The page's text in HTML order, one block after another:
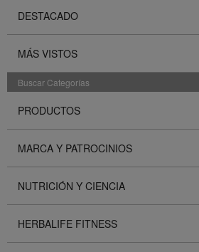
DESTACADO
MÁS VISTOS
Buscar Categorías
PRODUCTOS
MARCA Y PATROCINIOS
NUTRICIÓN Y CIENCIA
HERBALIFE FITNESS